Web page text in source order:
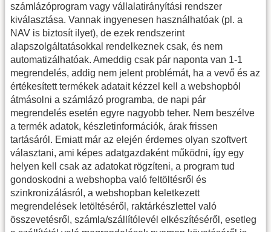
számlázóprogram vagy vállalatirányítási rendszer
kiválasztása. Vannak ingyenesen használhatóak (pl. a
NAV is biztosít ilyet), de ezek rendszerint
alapszolgáltatásokkal rendelkeznek csak, és nem
automatizálhatóak. Ameddig csak pár naponta van 1-1
megrendelés, addig nem jelent problémát, ha a vevő és az
értékesített termékek adatait kézzel kell a webshopból
átmásolni a számlázó programba, de napi pár
megrendelés esetén egyre nagyobb teher. Nem beszélve
a termék adatok, készletinformációk, árak frissen
tartásáról. Emiatt már az elején érdemes olyan szoftvert
választani, ami képes adatgazdaként működni, így egy
helyen kell csak az adatokat rögzíteni, a program tud
gondoskodni a webshopba való feltöltésről és
szinkronizálásról, a webshopban keletkezett
megrendelések letöltéséről, raktárkészlettel való
összevetésről, számla/szállítólevél elkészítéséről, esetleg